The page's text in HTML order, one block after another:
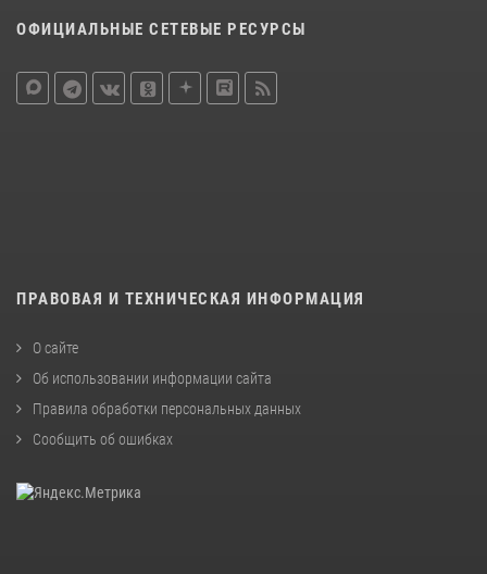
ОФИЦИАЛЬНЫЕ СЕТЕВЫЕ РЕСУРСЫ
ПРАВОВАЯ И ТЕХНИЧЕСКАЯ ИНФОРМАЦИЯ
О сайте
Об использовании информации сайта
Правила обработки персональных данных
Сообщить об ошибках